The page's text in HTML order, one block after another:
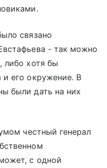
связано
- так можно
либо хотя бы
и его окружение. В
были дать на них
честный генерал
с одной